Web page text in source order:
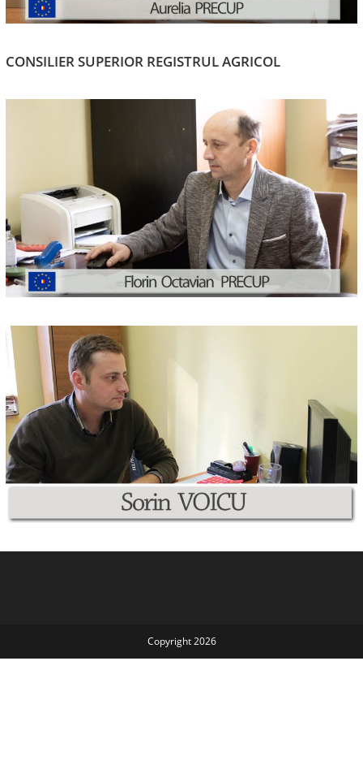
CONSILIER SUPERIOR REGISTRUL AGRICOL
Copyright 2026